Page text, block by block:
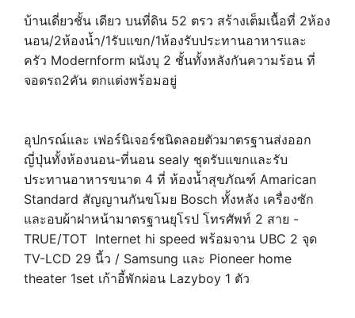
บ้านเดี่ยวชั้น เดียว บนที่ดิน 52 ตรว สร้างเต็มเนื้อที่ 2ห้อง
นอน/2ห้องน้ำ/1รับแขก/1ห้องรับประทานอาหารและ
ครัว Modernform ผนังบุ 2 ชั้นทั้งหลังกันความร้อน ที่
จอดรถ2คัน ตกแต่งพร้อมอยู่
อุปกรณ์และ เฟอร์นิเจอร์ชนิดลอยตัวมาตรฐานส่งออก
ญี่ปุ่นทั้งห้องนอน-ที่นอน sealy ชุดรับแขกและรับ
ประทานอาหารขนาด 4 ที่ ห้องน้ำสุขภัณฑ์ Amarican
Standard สัญญานกันขโมย Bosch ทั้งหลัง เครื่องซัก
และอบผ้าฝาหน้ามาตรฐานยุโรป โทรศัพท์ 2 สาย -
TRUE/TOT Internet hi speed พร้อมจาน UBC 2 จุด
TV-LCD 29 นี้ว / Samsung และ Pioneer home
theater 1set เก้าอี้พักผ่อน Lazyboy 1 ตัว